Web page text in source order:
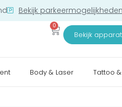
Bekijk parkeermogelijkheden
0
Bekijk
Body & Laser Tattoo